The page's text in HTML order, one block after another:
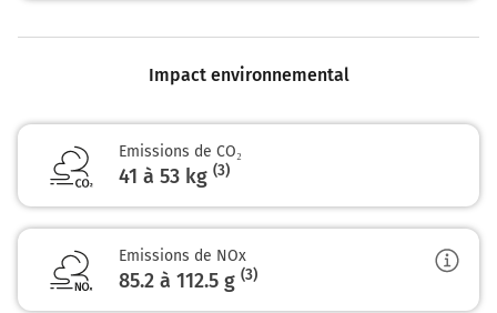
LE TRÉPORT
ST VALERY s/ S.
LE CROTOY
199 km
Impact environnemental
Emissions de CO₂
41 à 53 kg (3)
Emissions de NOx
85.2 à 112.5 g (3)